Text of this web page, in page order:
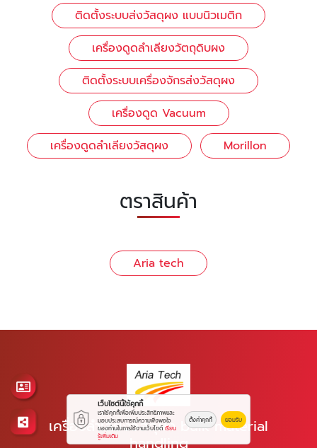
ติดตั้งระบบส่งวัสดุผง แบบนิวเมติก
เครื่องดูดลำเลียงวัตถุดิบผง
ติดตั้งระบบเครื่องจักรส่งวัสดุผง
เครื่องดูด Vacuum
เครื่องดูดลำเลียงวัสดุผง
Morillon
ตราสินค้า
Aria tech
เครื่องลำเลียงวัสดุผง bulk material
handling
เว็บไซต์นี้ใช้คุกกี้
เราใช้คุกกี้เพื่อเพิ่มประสิทธิภาพและ
มอบประสบการณ์ความพึงพอใจ
ของท่านในการใช้งานเว็บไซต์ เรียน
รู้เพิ่มเติม
ตั้งค่าคุกกี้ ยอมรับ